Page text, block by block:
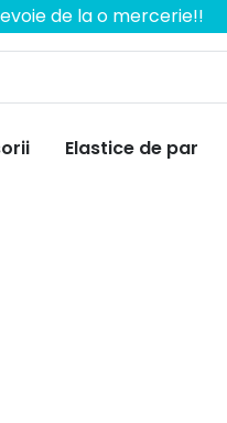
de la o mercerie!!
Elastice de par